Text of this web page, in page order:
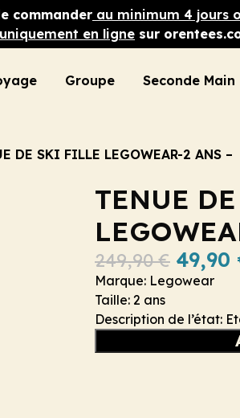
commander au minimum 4 jours
en ligne sur
Groupe Seconde Main
DE SKI FILLE LEGOWEAR-2 ANS –
TENUE
249,90€ 49,90
Marque: Legowear
Taille: 2 ans
Description de l’état: